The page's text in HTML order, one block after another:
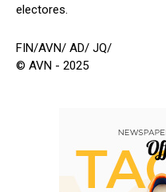
electores.
FIN/AVN/ AD/ JQ/
© AVN - 2025